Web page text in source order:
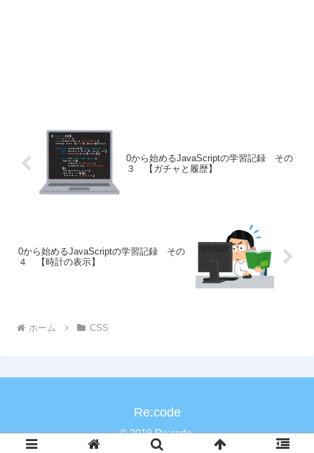
0から始めるJavaScriptの学習記録 その
３ 【ガチャと履歴】
0から始めるJavaScriptの学習記録 その
４ 【時計の表示】
ホーム CSS
Re:code
© 2019 Re:code.